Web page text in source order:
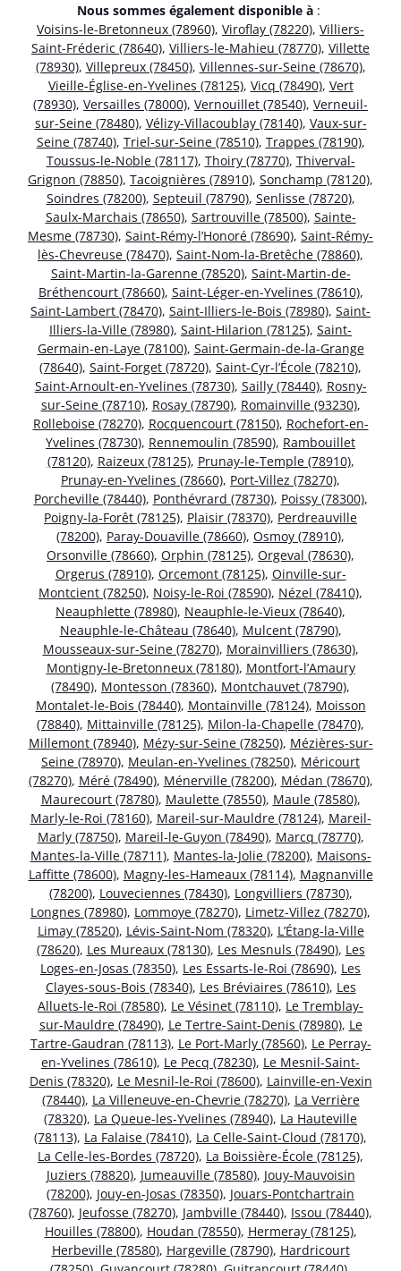
Nous sommes également disponible à :
Voisins-le-Bretonneux (78960), Viroflay (78220), Villiers-
Saint-Fréderic (78640), Villiers-le-Mahieu (78770), Villette
(78930), Villepreux (78450), Villennes-sur-Seine (78670),
Vieille-Église-en-Yvelines (78125), Vicq (78490), Vert
(78930), Versailles (78000), Vernouillet (78540), Verneuil-
sur-Seine (78480), Vélizy-Villacoublay (78140), Vaux-sur-
Seine (78740), Triel-sur-Seine (78510), Trappes (78190),
Toussus-le-Noble (78117), Thoiry (78770), Thiverval-
Grignon (78850), Tacoignières (78910), Sonchamp (78120),
Soindres (78200), Septeuil (78790), Senlisse (78720),
Saulx-Marchais (78650), Sartrouville (78500), Sainte-
Mesme (78730), Saint-Rémy-l’Honoré (78690), Saint-Rémy-
lès-Chevreuse (78470), Saint-Nom-la-Bretêche (78860),
Saint-Martin-la-Garenne (78520), Saint-Martin-de-
Bréthencourt (78660), Saint-Léger-en-Yvelines (78610),
Saint-Lambert (78470), Saint-Illiers-le-Bois (78980), Saint-
Illiers-la-Ville (78980), Saint-Hilarion (78125), Saint-
Germain-en-Laye (78100), Saint-Germain-de-la-Grange
(78640), Saint-Forget (78720), Saint-Cyr-l’École (78210),
Saint-Arnoult-en-Yvelines (78730), Sailly (78440), Rosny-
sur-Seine (78710), Rosay (78790), Romainville (93230),
Rolleboise (78270), Rocquencourt (78150), Rochefort-en-
Yvelines (78730), Rennemoulin (78590), Rambouillet
(78120), Raizeux (78125), Prunay-le-Temple (78910),
Prunay-en-Yvelines (78660), Port-Villez (78270),
Porcheville (78440), Ponthévrard (78730), Poissy (78300),
Poigny-la-Forêt (78125), Plaisir (78370), Perdreauville
(78200), Paray-Douaville (78660), Osmoy (78910),
Orsonville (78660), Orphin (78125), Orgeval (78630),
Orgerus (78910), Orcemont (78125), Oinville-sur-
Montcient (78250), Noisy-le-Roi (78590), Nézel (78410),
Neauphlette (78980), Neauphle-le-Vieux (78640),
Neauphle-le-Château (78640), Mulcent (78790),
Mousseaux-sur-Seine (78270), Morainvilliers (78630),
Montigny-le-Bretonneux (78180), Montfort-l’Amaury
(78490), Montesson (78360), Montchauvet (78790),
Montalet-le-Bois (78440), Montainville (78124), Moisson
(78840), Mittainville (78125), Milon-la-Chapelle (78470),
Millemont (78940), Mézy-sur-Seine (78250), Mézières-sur-
Seine (78970), Meulan-en-Yvelines (78250), Méricourt
(78270), Méré (78490), Ménerville (78200), Médan (78670),
Maurecourt (78780), Maulette (78550), Maule (78580),
Marly-le-Roi (78160), Mareil-sur-Mauldre (78124), Mareil-
Marly (78750), Mareil-le-Guyon (78490), Marcq (78770),
Mantes-la-Ville (78711), Mantes-la-Jolie (78200), Maisons-
Laffitte (78600), Magny-les-Hameaux (78114), Magnanville
(78200), Louveciennes (78430), Longvilliers (78730),
Longnes (78980), Lommoye (78270), Limetz-Villez (78270),
Limay (78520), Lévis-Saint-Nom (78320), L’Étang-la-Ville
(78620), Les Mureaux (78130), Les Mesnuls (78490), Les
Loges-en-Josas (78350), Les Essarts-le-Roi (78690), Les
Clayes-sous-Bois (78340), Les Bréviaires (78610), Les
Alluets-le-Roi (78580), Le Vésinet (78110), Le Tremblay-
sur-Mauldre (78490), Le Tertre-Saint-Denis (78980), Le
Tartre-Gaudran (78113), Le Port-Marly (78560), Le Perray-
en-Yvelines (78610), Le Pecq (78230), Le Mesnil-Saint-
Denis (78320), Le Mesnil-le-Roi (78600), Lainville-en-Vexin
(78440), La Villeneuve-en-Chevrie (78270), La Verrière
(78320), La Queue-les-Yvelines (78940), La Hauteville
(78113), La Falaise (78410), La Celle-Saint-Cloud (78170),
La Celle-les-Bordes (78720), La Boissière-École (78125),
Juziers (78820), Jumeauville (78580), Jouy-Mauvoisin
(78200), Jouy-en-Josas (78350), Jouars-Pontchartrain
(78760), Jeufosse (78270), Jambville (78440), Issou (78440),
Houilles (78800), Houdan (78550), Hermeray (78125),
Herbeville (78580), Hargeville (78790), Hardricourt